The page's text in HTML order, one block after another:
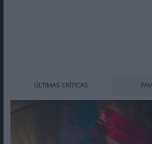
ÚLTIMAS CRÍTICAS